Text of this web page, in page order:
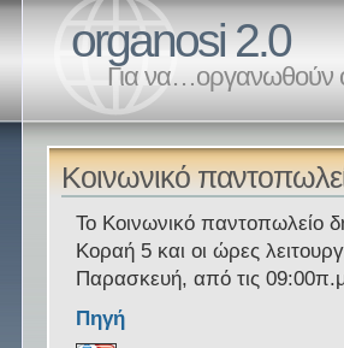
organosi 2.0
Για να…οργανωθούν
Κοινωνικό
Το Κοινωνικό παντοπωλείο
Κοραή 5 και οι ώρες
Παρασκευή, από τις
Πηγή